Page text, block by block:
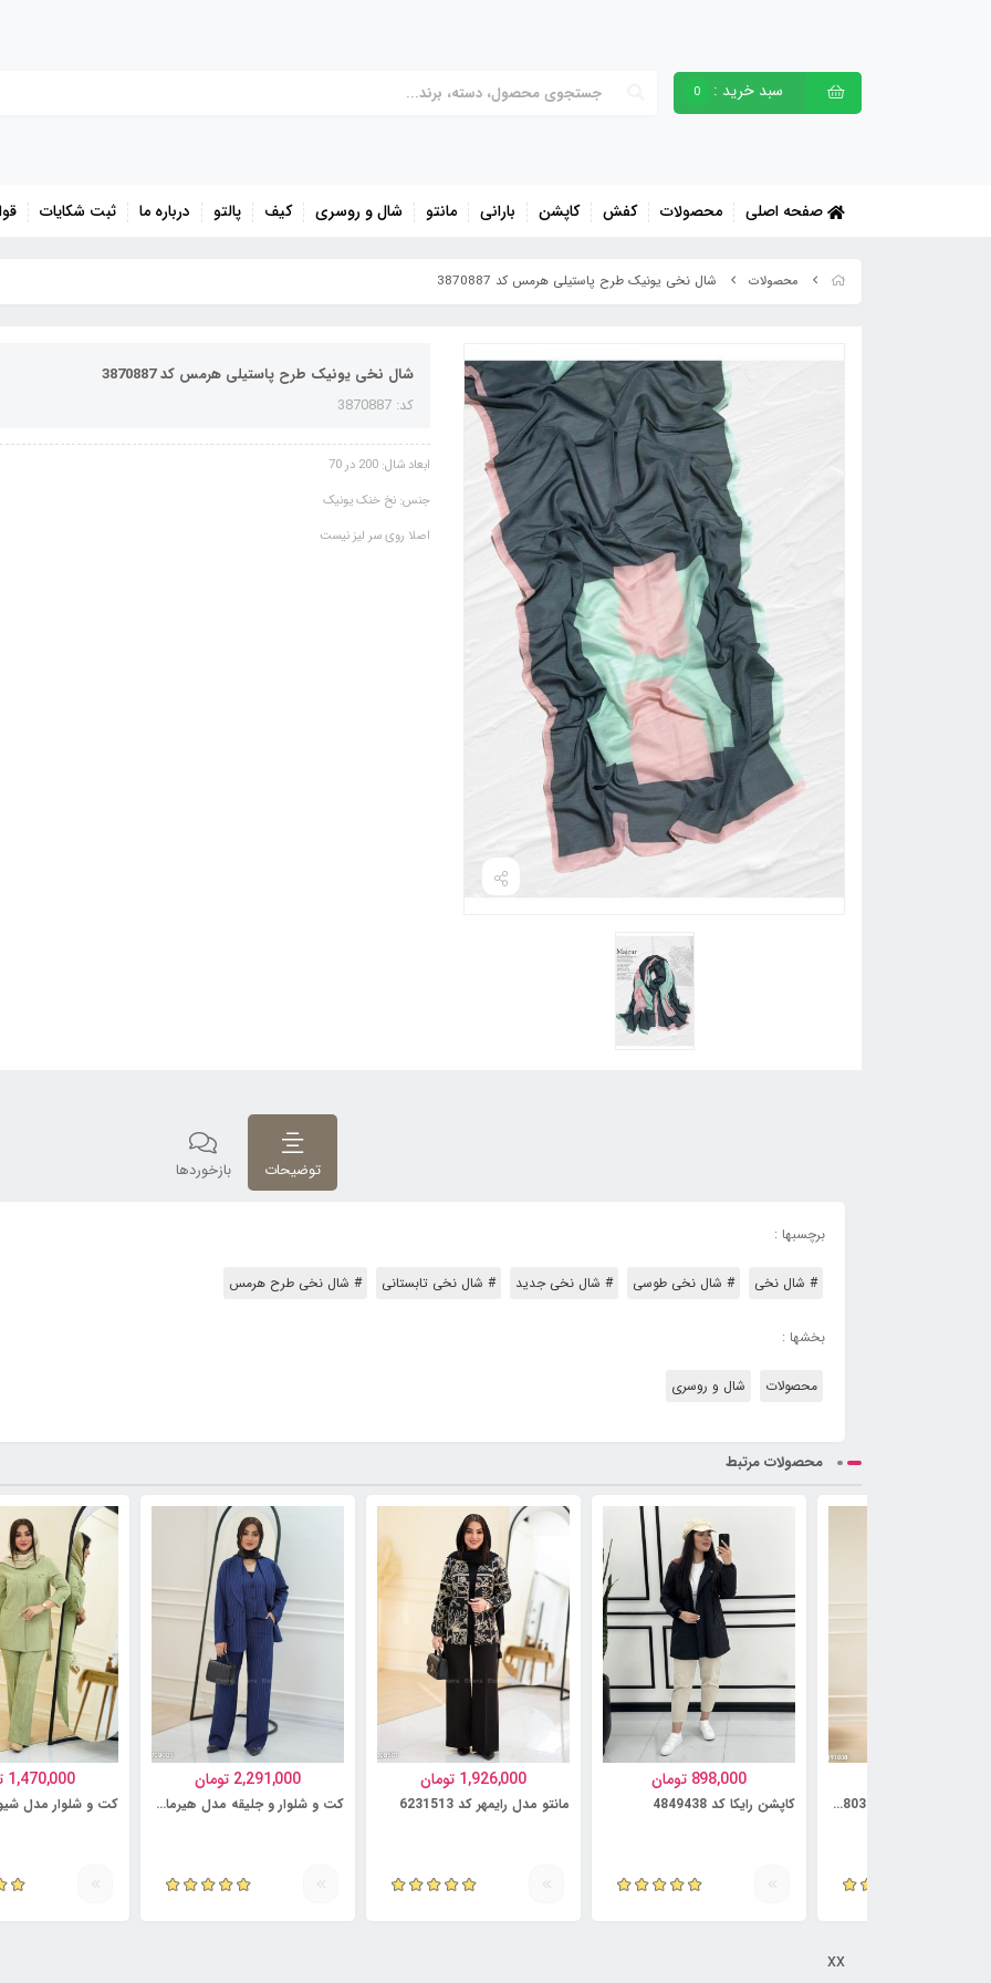
سبد خرید : 0
صفحه اصلی محصولات کفش کاپشن بارانی مانتو شال و روسری کیف پالتو درباره ما ثبت شکایات
محصولات شال نخی یونیک طرح پاستیلی هرمس کد 3870887
شال نخی یونیک طرح پاستیلی هرمس کد 3870887
کد: 3870887
ابعاد شال: 200 در 70
جنس: نخ خنک یونیک
اصلا روی سر لیز نیست
توضیحات بازخوردها
برچسبها :
# شال نخی # شال نخی طوسی # شال نخی جدید # شال نخی تابستانی # شال نخی طرح هرمس
بخشها :
محصولات شال و روسری
محصولات مرتبط
کت و دامن مدل آنوشه کد 5814803
898,000 تومان
کاپشن رایکا کد 4849438
1,926,000 تومان
مانتو مدل رایمهر کد 6231513
2,291,000 تومان
کت و شلوار و جلیقه مدل هیرمان کد 6231499
1,470,000
xx